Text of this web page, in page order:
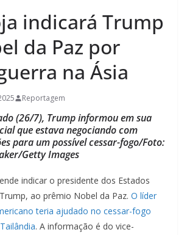
indicará Trump
da Paz por
na Ásia
Reportagem
(26/7), Trump informou em sua
que estava negociando com
para um possível cessar-fogo/Foto:
Getty Images
indicar o presidente dos Estados
ao prêmio Nobel da Paz. O líder
teria ajudado no cessar-fogo
. A informação é do vice-